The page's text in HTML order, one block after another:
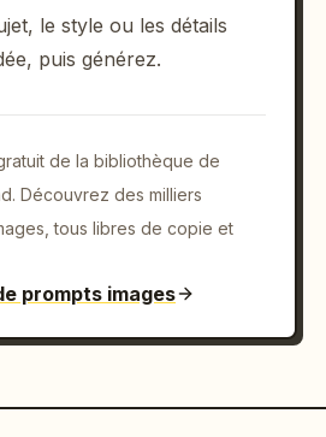
le style ou les détails
puis générez.
de la bibliothèque de
Découvrez des milliers
tous libres de copie et
prompts images